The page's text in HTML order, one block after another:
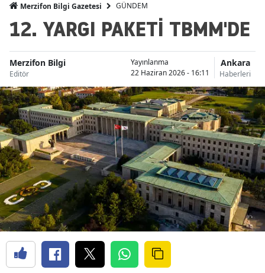
Merzifon Bilgi Gazetesi GÜNDEM
12. YARGI PAKETİ TBMM'DE
Merzifon Bilgi
Editör
Yayınlanma
22 Haziran 2026 - 16:11
Ankara
Haberleri